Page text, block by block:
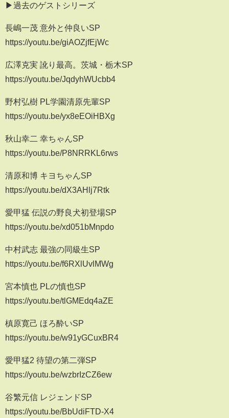
▶︎過去のゲストシリーズ
長嶋一茂 意外と仲良いSP
https://youtu.be/giAOZjfEjWc
広澤克実 訛り最高。茨城・栃木SP
https://youtu.be/JqdyhWUcbb4
野村弘樹 PL学園清原先輩SP
https://youtu.be/yx8eEOiHBXg
秋山幸二 幸ちゃんSP
https://youtu.be/P8NRRKL6rws
清原和博 キヨちゃんSP
https://youtu.be/dX3AHlj7Rtk
愛甲猛 伝説の野良犬初登場SP
https://youtu.be/xd051bMnpdo
中村武志 最強の同級生SP
https://youtu.be/f6RXlUvlMWg
宮本慎也 PLの慎也SP
https://youtu.be/tlGMEdq4aZE
槙原寛己 ほろ酔いSP
https://youtu.be/w91yGCuxBR4
愛甲猛2 待望の第二弾SP
https://youtu.be/wzbrIzCZ6ew
谷繁元信 レジェンドSP
https://youtu.be/BbUdiFTD-X4